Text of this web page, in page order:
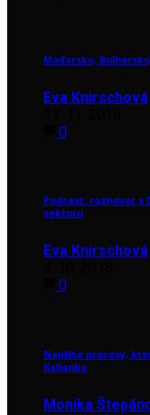
Maďarsko,
Eva Knirschová
0
Podcast: rozhovor s
sektoru
Eva Knirschová
0
Najděte procesy,
Kalianko
Monika